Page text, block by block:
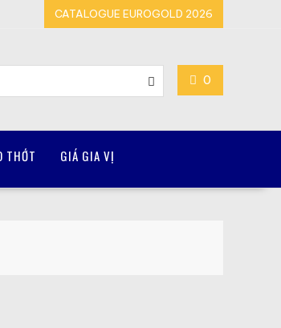
CATALOGUE EUROGOLD 2026
0
THỚT GIÁ GIA VỊ